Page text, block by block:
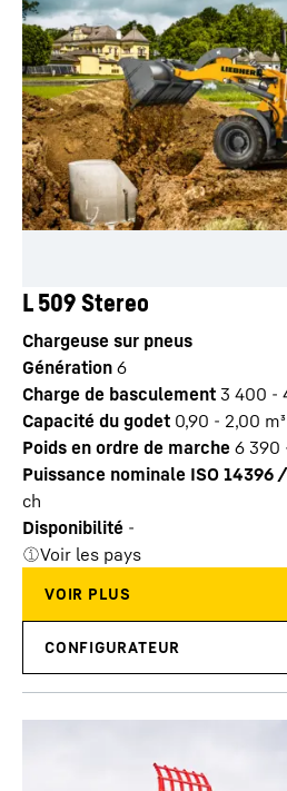
L 509 Stereo
Chargeuse sur pneus
Génération 6
Charge de basculement 3 400 -
Capacité du godet 0,90 - 2,00 m³
Poids en ordre de marche 6 390
Puissance nominale ISO 14396
ch
Disponibilité -
Voir les pays